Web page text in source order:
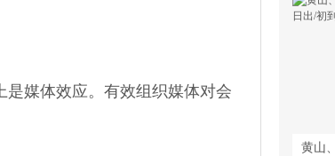
媒体效应。有效组织媒体对会